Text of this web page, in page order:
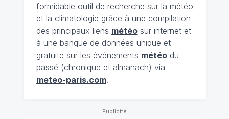
formidable outil de recherche sur la météo
et la climatologie grâce à une compilation
des principaux liens météosur internet et
à une banque de données unique et
gratuite sur les évènements météodu
passé (chronique et almanach) via
meteo-paris.com.